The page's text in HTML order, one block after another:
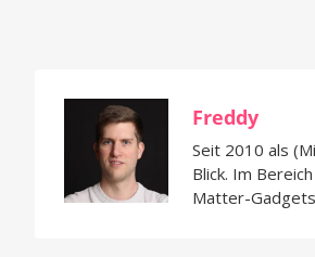
Freddy
Seit 2010 als
Blick. Im
Matter-